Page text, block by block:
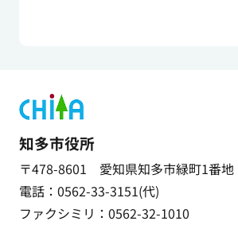
知多市役所
〒478-8601 愛知県知多市緑町1番地
電話：0562-33-3151(代)
ファクシミリ：0562-32-1010